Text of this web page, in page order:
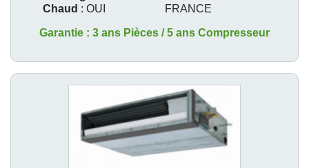
Chaud : OUI
FRANCE
Garantie : 3 ans Pièces / 5 ans Compresseur